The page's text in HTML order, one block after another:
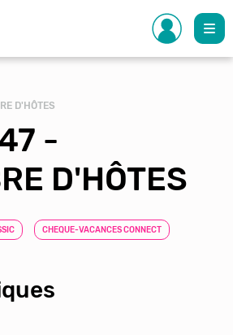
D'HÔTES
-
D'HÔTES
CHEQUE-VACANCES CONNECT